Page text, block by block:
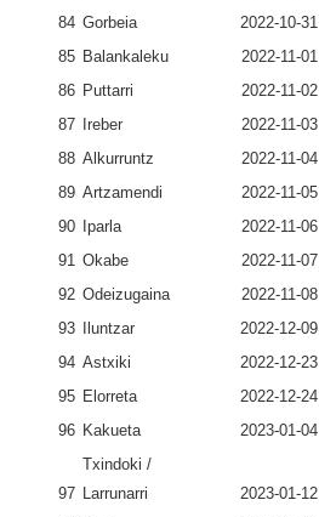
84 Gorbeia 2022-10-31
85 Balankaleku 2022-11-01
86 Puttarri 2022-11-02
87
Ireber 2022-11-03
88 Alkurruntz 2022-11-04
89 Artzamendi 2022-11-05
90
Iparla 2022-11-06
91 Okabe 2022-11-07
92 Odeizugaina 2022-11-08
93
Iluntzar 2022-12-09
94 Astxiki 2022-12-23
95 Elorreta 2022-12-24
96 Kakueta 2023-01-04
97
Txindoki /
Larrunarri
2023-01-12